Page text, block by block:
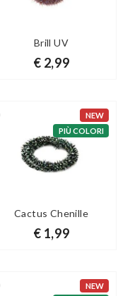
Brill UV
€ 2,99
NEW
PIÙ COLORI
Cactus Chenille
€ 1,99
NEW